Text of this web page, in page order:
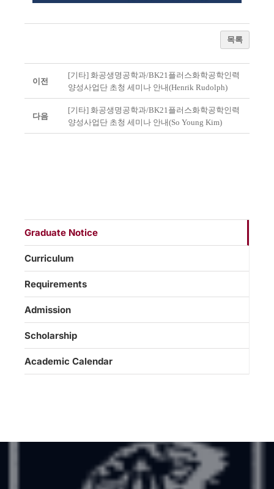
목록
이전
[기타] 화공생명공학과/BK21플러스화학공학인력
양성사업단 초청 세미나 안내(Henrik Rudolph)
다음
[기타] 화공생명공학과/BK21플러스화학공학인력
양성사업단 초청 세미나 안내(So Young Kim)
Graduate Notice
Curriculum
Requirements
Admission
Scholarship
Academic Calendar